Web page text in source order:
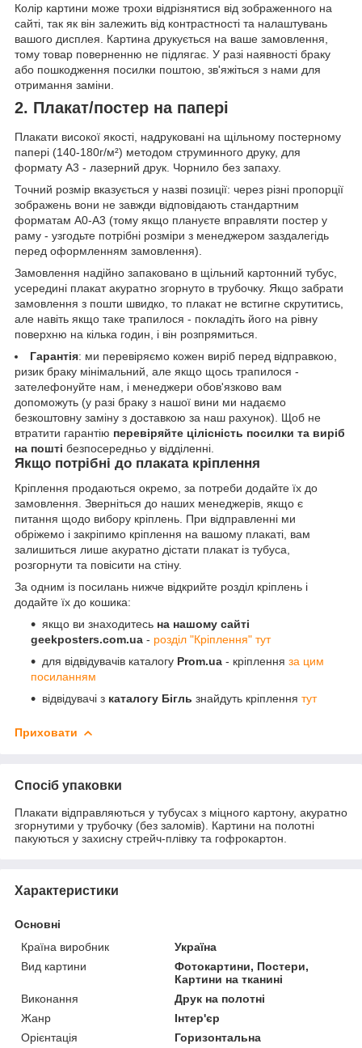
Колір картини може трохи відрізнятися від зображенного на
сайті, так як він залежить від контрастності та налаштувань
вашого дисплея. Картина друкується на ваше замовлення,
тому товар поверненню не підлягає. У разі наявності браку
або пошкодження посилки поштою, зв'яжіться з нами для
отримання заміни.
2. Плакат/постер на папері
Плакати високої якості, надруковані на щільному постерному
папері (140-180г/м²) методом струминного друку, для
формату А3 - лазерний друк. Чорнило без запаху.
Точний розмір вказується у назві позиції: через різні пропорції
зображень вони не завжди відповідають стандартним
форматам А0-А3 (тому якщо плануєте вправляти постер у
раму - узгодьте потрібні розміри з менеджером заздалегідь
перед оформленням замовлення).
Замовлення надійно запаковано в щільний картонний тубус,
усередині плакат акуратно згорнуто в трубочку. Якщо забрати
замовлення з пошти швидко, то плакат не встигне скрутитись,
але навіть якщо таке трапилося - покладіть його на рівну
поверхню на кілька годин, і він розпрямиться.
Гарантія: ми перевіряємо кожен виріб перед відправкою,
ризик браку мінімальний, але якщо щось трапилося -
зателефонуйте нам, і менеджери обов'язково вам
допоможуть (у разі браку з нашої вини ми надаємо
безкоштовну заміну з доставкою за наш рахунок). Щоб не
втратити гарантію перевіряйте цілісність посилки та виріб
на пошті безпосередньо у відділенні.
Якщо потрібні до плаката кріплення
Кріплення продаються окремо, за потреби додайте їх до
замовлення. Зверніться до наших менеджерів, якщо є
питання щодо вибору кріплень. При відправленні ми
обріжемо і закріпимо кріплення на вашому плакаті, вам
залишиться лише акуратно дістати плакат із тубуса,
розгорнути та повісити на стіну.
За одним із посилань нижче відкрийте розділ кріплень і
додайте їх до кошика:
якщо ви знаходитесь на нашому сайті
geekposters.com.ua - розділ "Кріплення" тут
для відвідувачів каталогу Prom.ua - кріплення за цим
посиланням
відвідувачі з каталогу Бігль знайдуть кріплення тут
Приховати
Спосіб упаковки
Плакати відправляються у тубусах з міцного картону, акуратно
згорнутими у трубочку (без заломів). Картини на полотні
пакуються у захисну стрейч-плівку та гофрокартон.
Характеристики
Основні
Країна виробник
Україна
Вид картини
Фотокартини, Постери,
Картини на тканині
Виконання
Друк на полотні
Жанр
Інтер'єр
Орієнтація
Горизонтальна